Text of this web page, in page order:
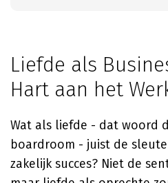
Liefde als
Hart aan het
Wat als liefde - dat woord
boardroom - juist de
zakelijk succes? Niet de